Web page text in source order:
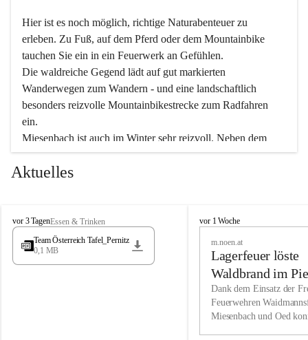
Hier ist es noch möglich, richtige Naturabenteuer zu
erleben. Zu Fuß, auf dem Pferd oder dem Mountainbike
tauchen Sie ein in ein Feuerwerk an Gefühlen.
Die waldreiche Gegend lädt auf gut markierten
Wanderwegen zum Wandern - und eine landschaftlich
besonders reizvolle Mountainbikestrecke zum Radfahren
ein.
Miesenbach ist auch im Winter sehr reizvoll. Neben dem
Eisstockschießen gibt es auf dem nahe gelegenen Unterberg
wunderschöne Naturschneepisten, die zum Schifahren oder
vielfältige Angebot unserer Kulturvereine.
Überzeugen Sie sich selbst, dass Sie in Miesenbach sowie
in den Beherbergungsbetrieben, Gaststätten und urigen
Wir kennen Miesenbach als lebens- und liebenswerten Ort.
Tradition und Innovation werden ebenso groß geschrieben
Aktuelles
M
i
s
vor 3 TagenEssen & Trinken
Team Österreich Tafel_Pernitz
0,1 MB
M
h
vor 1 Woche
m.noen.at
Lagerfeuer löste
Waldbrand im
aus
Dank dem Einsatz der
Feuerwehren
Miesenbach und Oed